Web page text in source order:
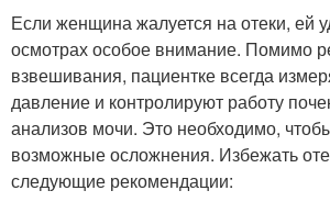
Если женщина жалуется на отеки, ей
осмотрах особое внимание. Помимо
взвешивания, пациентке всегда
давление и контролируют работу
анализов мочи. Это необходимо,
возможные осложнения. Избежать
следующие рекомендации: